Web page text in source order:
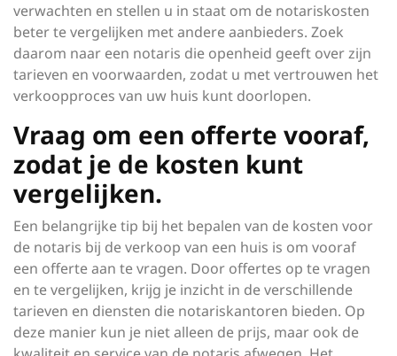
verwachten en stellen u in staat om de notariskosten
beter te vergelijken met andere aanbieders. Zoek
daarom naar een notaris die openheid geeft over zijn
tarieven en voorwaarden, zodat u met vertrouwen het
verkoopproces van uw huis kunt doorlopen.
Vraag om een offerte vooraf,
zodat je de kosten kunt
vergelijken.
Een belangrijke tip bij het bepalen van de kosten voor
de notaris bij de verkoop van een huis is om vooraf
een offerte aan te vragen. Door offertes op te vragen
en te vergelijken, krijg je inzicht in de verschillende
tarieven en diensten die notariskantoren bieden. Op
deze manier kun je niet alleen de prijs, maar ook de